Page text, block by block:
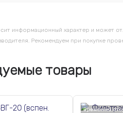
информационный характер и может
Рекомендуем при покупке
товары
Временно